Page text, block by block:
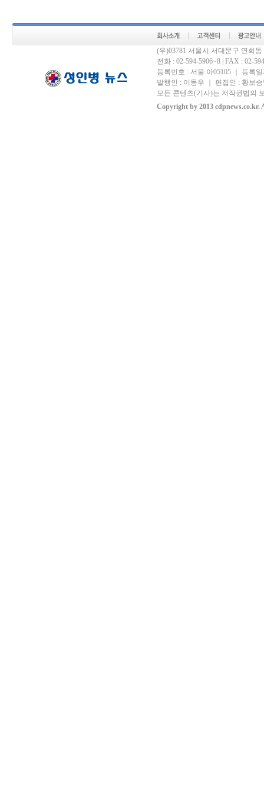
(우)03781 서울시 서대문구 연희
전화 : 02-594-5906~8 | FAX : 02-
등록번호 : 서울 아05105 ｜ 등록
발행인 : 이동우 ｜ 편집인 : 황보
모든 콘텐츠(기사)는 저작권법의
Copyright by 2013 cdpnews.co.kr.